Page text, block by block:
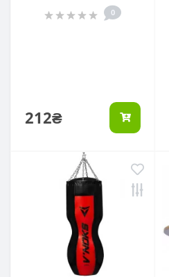
0
212₴